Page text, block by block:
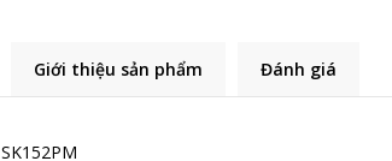
Giới thiệu sản phẩm Đánh giá
SK152PM